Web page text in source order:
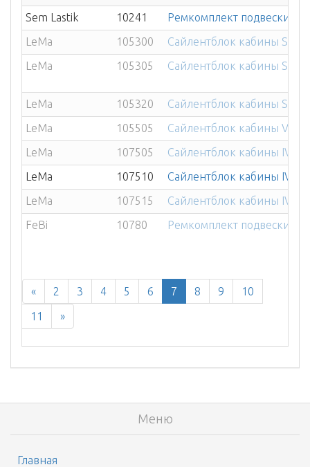
Sem Lastik
10241
Ремкомплект подвески
LeMa
105300
Сайлентблок кабины
LeMa
105305 Сайлентблок кабины
LeMa 105320
Сайлентблок кабины
LeMa
105505
Сайлентблок кабины
LeMa
107505
Сайлентблок кабины
LeMa
107510
Сайлентблок кабины
LeMa
107515
Сайлентблок кабины
FeBi
10780 Ремкомплект подвески
« 2 3 4 5 6 7 8 9
10
11
»
Меню
Главная